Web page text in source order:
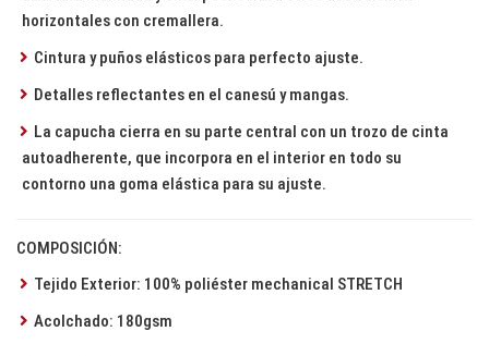
horizontales con cremallera.
Cintura y puños elásticos para perfecto ajuste.
Detalles reflectantes en el canesú y mangas.
La capucha cierra en su parte central con un trozo de cinta
autoadherente, que incorpora en el interior en todo su
contorno una goma elástica para su ajuste.
COMPOSICIÓN:
Tejido Exterior: 100% poliéster mechanical STRETCH
Acolchado: 180gsm